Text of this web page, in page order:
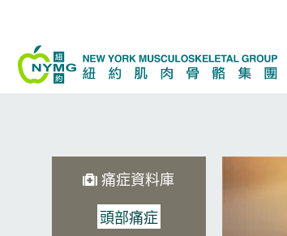
content
痛症資料庫
頭部痛症